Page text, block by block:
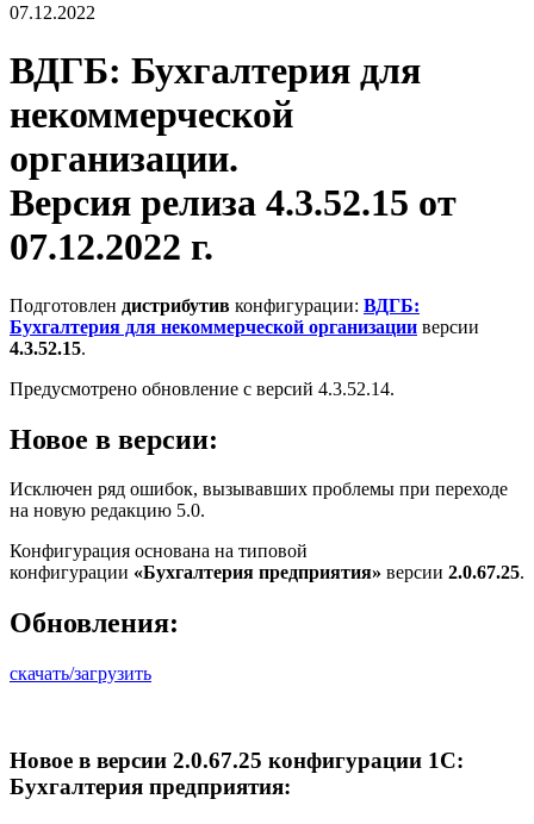
07.12.2022
ВДГБ: Бухгалтерия для
некоммерческой
организации.
Версия релиза 4.3.52.15 от
07.12.2022 г.
Подготовлен дистрибутив конфигурации: ВДГБ:
Бухгалтерия для некоммерческой организации версии
4.3.52.15.
Предусмотрено обновление с версий 4.3.52.14.
Новое в версии:
Исключен ряд ошибок, вызывавших проблемы при переходе
на новую редакцию 5.0.
Конфигурация основана на типовой
конфигурации «Бухгалтерия предприятия» версии 2.0.67.25.
Обновления:
скачать/загрузить
Новое в версии 2.0.67.25 конфигурации 1С:
Бухгалтерия предприятия: